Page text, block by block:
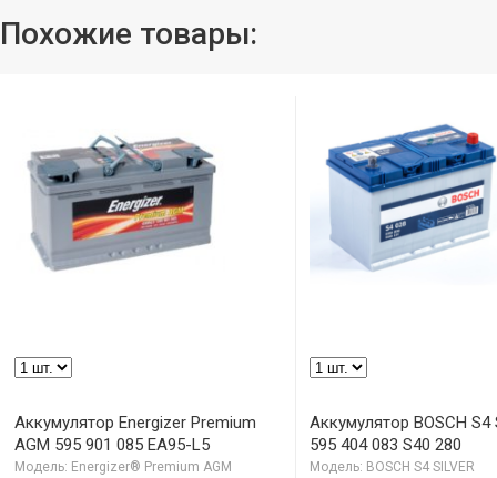
Похожие товары:
Аккумулятор Energizer Premium
AGM 595 901 085 EA95-L5
Модель: Energizer® Premium AGM
Аккумулятор BOSCH S4
595 404 083 S40 280
Модель: BOSCH S4 SILVER